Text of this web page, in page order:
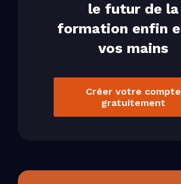
le futur de la
formation enfin
vos mains
Créer votre compte
gratuitement